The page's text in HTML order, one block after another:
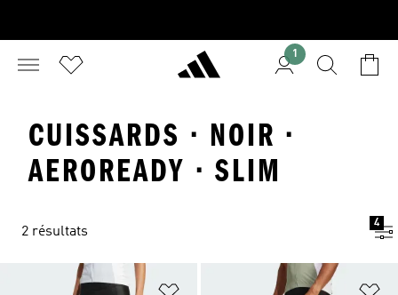
1
CUISSARDS · NOIR ·
AEROREADY · SLIM
2 résultats
4
Ajouter à la Liste de produits